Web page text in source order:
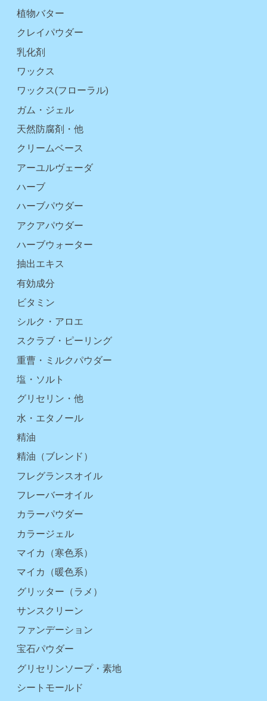
植物バター
クレイパウダー
乳化剤
ワックス
ワックス(フローラル)
ガム・ジェル
天然防腐剤・他
クリームベース
アーユルヴェーダ
ハーブ
ハーブパウダー
アクアパウダー
ハーブウォーター
抽出エキス
有効成分
ビタミン
シルク・アロエ
スクラブ・ピーリング
重曹・ミルクパウダー
塩・ソルト
グリセリン・他
水・エタノール
精油
精油（ブレンド）
フレグランスオイル
フレーバーオイル
カラーパウダー
カラージェル
マイカ（寒色系）
マイカ（暖色系）
グリッター（ラメ）
サンスクリーン
ファンデーション
宝石パウダー
グリセリンソープ・素地
シートモールド